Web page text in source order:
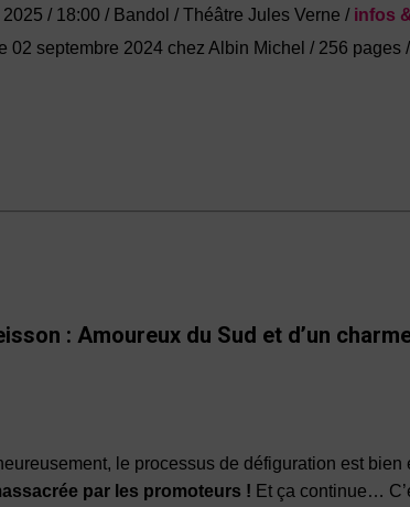
/ 18:00 / Bandol / Théâtre Jules Verne / infos
02 septembre 2024 chez Albin Michel / 256 pages
: Amoureux du Sud et d’un
le processus de défiguration est bien
par les promoteurs ! Et ça continue…